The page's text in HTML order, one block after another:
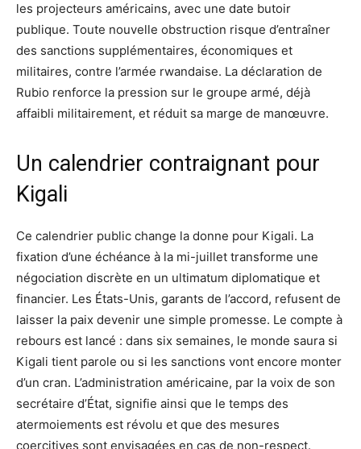
les projecteurs américains, avec une date butoir
publique. Toute nouvelle obstruction risque d’entraîner
des sanctions supplémentaires, économiques et
militaires, contre l’armée rwandaise. La déclaration de
Rubio renforce la pression sur le groupe armé, déjà
affaibli militairement, et réduit sa marge de manœuvre.
Un calendrier contraignant pour
Kigali
Ce calendrier public change la donne pour Kigali. La
fixation d’une échéance à la mi-juillet transforme une
négociation discrète en un ultimatum diplomatique et
financier. Les États-Unis, garants de l’accord, refusent de
laisser la paix devenir une simple promesse. Le compte à
rebours est lancé : dans six semaines, le monde saura si
Kigali tient parole ou si les sanctions vont encore monter
d’un cran. L’administration américaine, par la voix de son
secrétaire d’État, signifie ainsi que le temps des
atermoiements est révolu et que des mesures
coercitives sont envisagées en cas de non-respect.